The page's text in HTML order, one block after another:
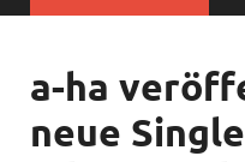
a-ha
neue